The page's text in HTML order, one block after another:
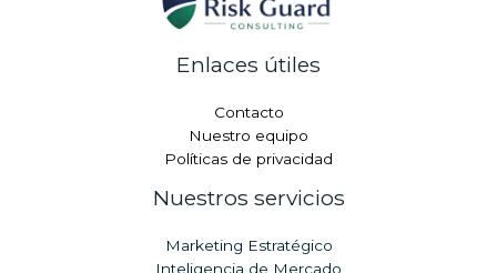
Enlaces útiles
Contacto
Nuestro equipo
Políticas de privacidad
Nuestros servicios
Marketing Estratégico
Inteligencia de Mercado